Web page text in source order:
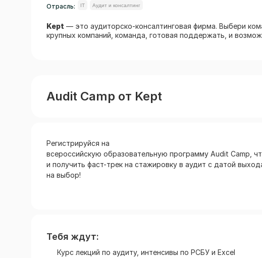
Отрасль: IT Аудит и консалтинг
Kept — это аудиторско-консалтинговая фирма. Выбери
крупных компаний, команда, готовая поддержать, и
Audit Camp от Kept
Регистрируйся на
всероссийскую образовательную программу Audit Camp,
и получить фаст-трек на стажировку в аудит с датой
на выбор!
Тебя ждут:
Курс лекций по аудиту, интенсивы по РСБУ и Excel